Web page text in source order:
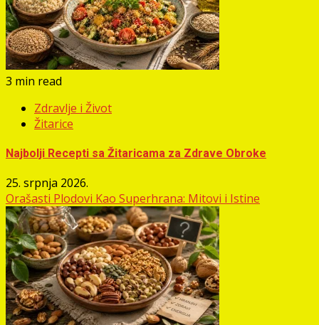
3 min read
Zdravlje i Život
Žitarice
Najbolji Recepti sa Žitaricama za Zdrave Obroke
25. srpnja 2026.
Orašasti Plodovi Kao Superhrana: Mitovi i Istine